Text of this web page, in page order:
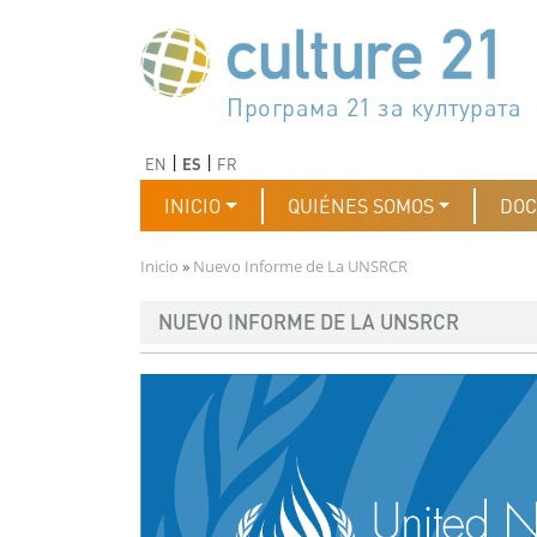
جدول أعمال القرن 21 للثقافة
Програма 21 за културата
Agenda 21 de la cultura
Agjenda 21 për kulturë
Agenda 21 van cultuur
Agenda 21 for culture
Kulturaren Agenda 21
Agenda 21 de la culture
Axenda 21 da cultura
Agenda 21 für Kultur
Agenda 21 della cultura
文化のためのアジェンダ21
دستورکار 21 برای فرهنگ
Agenda 21 dla kultury
Agenda 21 da cultura
Повестка дня 21 для
Agenda 21 za kulturu
Agenda 21 de la cultura
Agenda 21 för kulturen
Kültür için Gündem 21
Порядок денний 21 для
EN ES FR
Navegación principal
INICIO QUIÉNES SOMOS
Ruta de navegación
Inicio Nuevo Informe de La UNSRCR
NUEVO INFORME DE LA UNSRCR